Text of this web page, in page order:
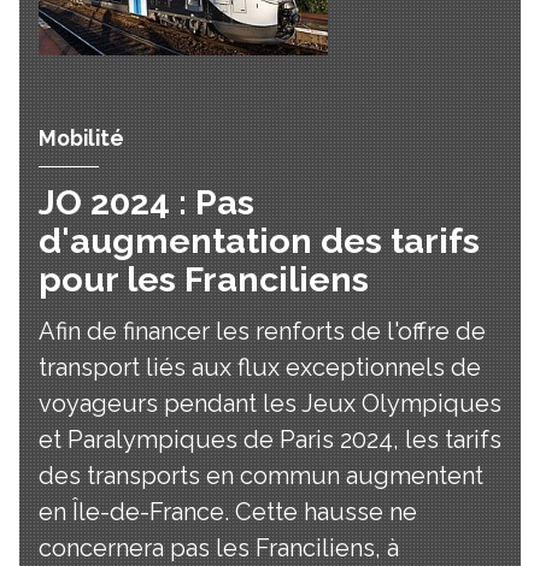
Mobilité
JO 2024 : Pas
d'augmentation des tarifs
pour les Franciliens
Afin de financer les renforts de l'offre de
transport liés aux flux exceptionnels de
voyageurs pendant les Jeux Olympiques
et Paralympiques de Paris 2024, les tarifs
des transports en commun augmentent
en Île-de-France. Cette hausse ne
concernera pas les Franciliens, à